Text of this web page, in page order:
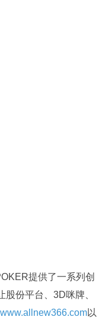
提供了一系列创
份平台、3D咪牌、
www.allnew366.com以